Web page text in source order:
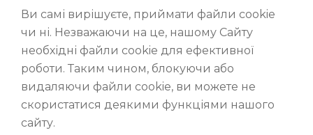
Ви самі вирішуєте, приймати файли cookie
чи ні. Незважаючи на це, нашому Сайту
необхідні файли cookie для ефективної
роботи. Таким чином, блокуючи або
видаляючи файли cookie, ви можете не
скористатися деякими функціями нашого
сайту.